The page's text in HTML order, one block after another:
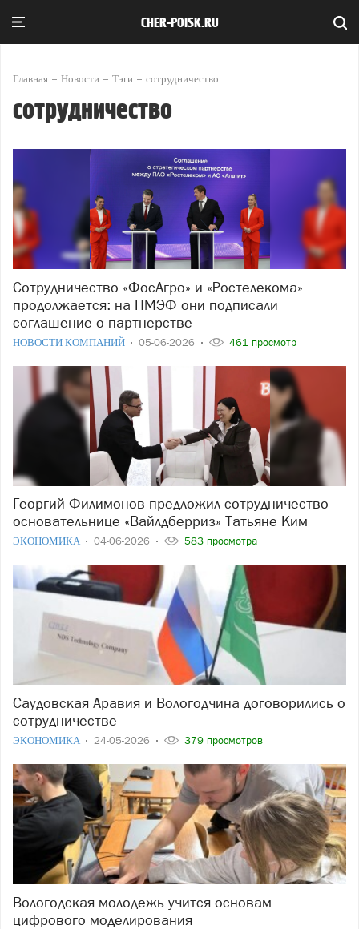
CHER-POISK.RU
Главная Новости Тэги сотрудничество
сотрудничество
Сотрудничество «ФосАгро» и «Ростелекома»
продолжается: на ПМЭФ они подписали
соглашение о партнерстве
НОВОСТИ КОМПАНИЙ 05-06-2026 461 просмотр
Георгий Филимонов предложил сотрудничество
основательнице «Вайлдберриз» Татьяне Ким
ЭКОНОМИКА 04-06-2026 583 просмотра
Саудовская Аравия и Вологодчина договорились о
сотрудничестве
ЭКОНОМИКА 24-05-2026 379 просмотров
Вологодская молодежь учится основам
цифрового моделирования